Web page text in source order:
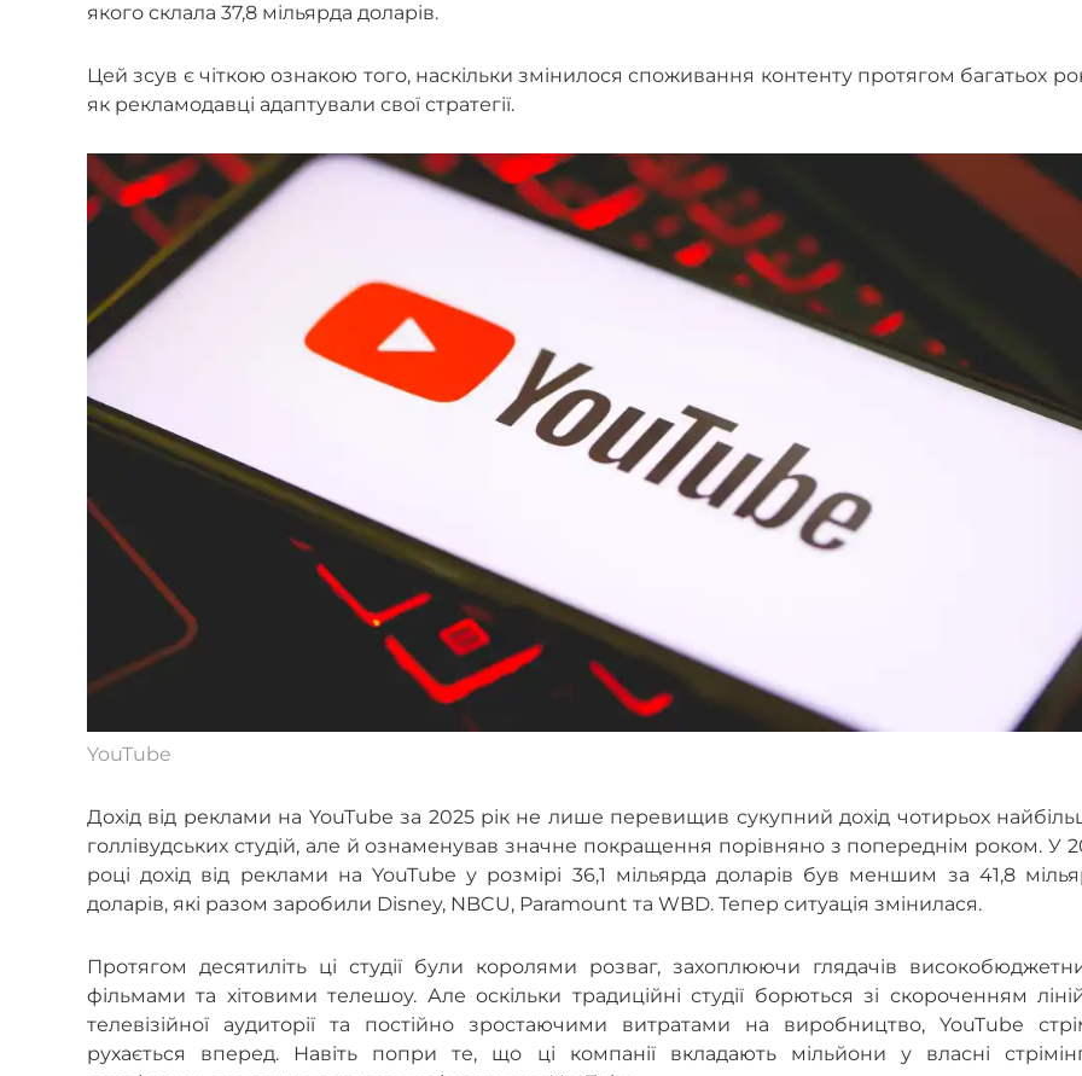
якого склала 37,8 мільярда доларів.
Цей зсув є чіткою ознакою того, наскільки змінилося споживання контенту протягом багатьох
як рекламодавці адаптували свої стратегії.
YouTube
Дохід від реклами на YouTube за 2025 рік не лише перевищив сукупний дохід чотирьох
голлівудських студій, але й ознаменував значне покращення порівняно з попереднім роком. У
році дохід від реклами на YouTube у розмірі 36,1 мільярда доларів був меншим за 41,8
доларів, які разом заробили Disney, NBCU, Paramount та WBD. Тепер ситуація змінилася.
Протягом десятиліть ці студії були королями розваг, захоплюючи глядачів
фільмами та хітовими телешоу. Але оскільки традиційні студії борються зі скороченням
телевізійної аудиторії та постійно зростаючими витратами на виробництво, YouTube
рухається вперед. Навіть попри те, що ці компанії вкладають мільйони у власні